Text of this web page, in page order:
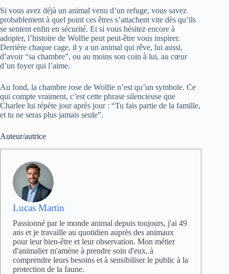
Si vous avez déjà un animal venu d’un refuge, vous savez
probablement à quel point ces êtres s’attachent vite dès qu’ils
se sentent enfin en sécurité. Et si vous hésitez encore à
adopter, l’histoire de Wolfie peut peut-être vous inspirer.
Derrière chaque cage, il y a un animal qui rêve, lui aussi,
d’avoir “sa chambre”, ou au moins son coin à lui, au cœur
d’un foyer qui l’aime.
Au fond, la chambre rose de Wolfie n’est qu’un symbole. Ce
qui compte vraiment, c’est cette phrase silencieuse que
Charlee lui répète jour après jour : “Tu fais partie de la famille,
et tu ne seras plus jamais seule”.
Auteur/autrice
Lucas Martin
Passionné par le monde animal depuis toujours, j'ai 49
ans et je travaille au quotidien auprès des animaux
pour leur bien-être et leur observation. Mon métier
d'animalier m'amène à prendre soin d'eux, à
comprendre leurs besoins et à sensibiliser le public à la
protection de la faune.